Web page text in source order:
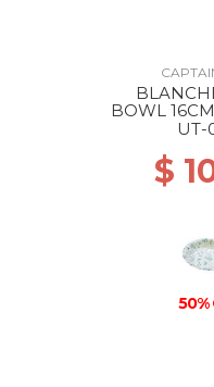
BOWL
UT-
$